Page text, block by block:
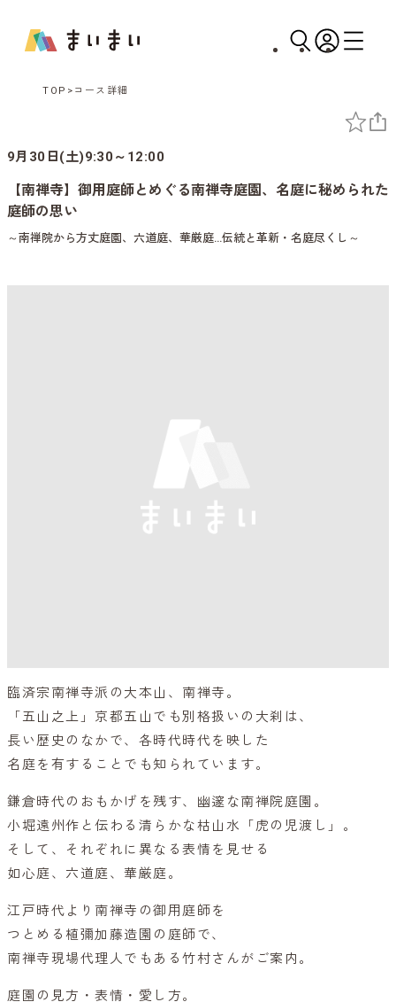
TOP コース詳細
9月30日(土)9:30～12:00
【南禅寺】御用庭師とめぐる南禅寺庭園、名庭に秘められた
庭師の思い
～南禅院から方丈庭園、六道庭、華厳庭…伝統と革新・名庭尽くし～
臨済宗南禅寺派の大本山、南禅寺。
「五山之上」京都五山でも別格扱いの大刹は、
長い歴史のなかで、各時代時代を映した
名庭を有することでも知られています。
鎌倉時代のおもかげを残す、幽邃な南禅院庭園。
小堀遠州作と伝わる清らかな枯山水「虎の児渡し」。
そして、それぞれに異なる表情を見せる
如心庭、六道庭、華厳庭。
江戸時代より南禅寺の御用庭師を
つとめる植彌加藤造園の庭師で、
南禅寺現場代理人でもある竹村さんがご案内。
庭園の見方・表情・愛し方。